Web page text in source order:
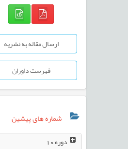
ارسال مقاله به نشریه
فهرست داوران
شماره های پیشین
دوره